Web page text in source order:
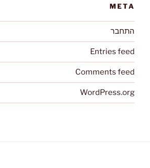
META
התחבר
Entries feed
Comments feed
WordPress.org